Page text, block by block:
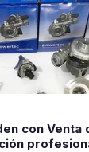
con Venta